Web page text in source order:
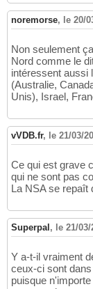
noremorse, le 20/
Non seulement
Nord comme le
intéressent aussi
(Australie,
Unis), Israel,
vVDB.fr, le 21/03/
Ce qui est grave
qui ne sont pas
La NSA se repaît
Superpal, le 21/03/
Y a-t-il vraiment
ceux-ci sont
puisque